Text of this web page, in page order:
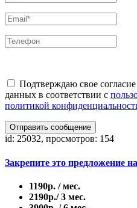
Подтверждаю свое
данных в соответствии с
политикой
Отправить сообщение
id: 25032, просмотров: 154
Закрепите это предложение
1190р. / мес.
2190р./ 3 мес.